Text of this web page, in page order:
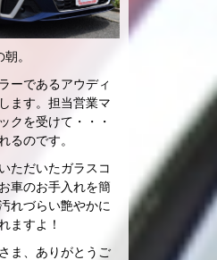
。
ーであるアウディ
ます。担当営業マ
クを受けて・・・
るのです。
ただいたガラスコ
車のお手入れを簡
れづらい艶やかに
ますよ！
ま、ありがとうご